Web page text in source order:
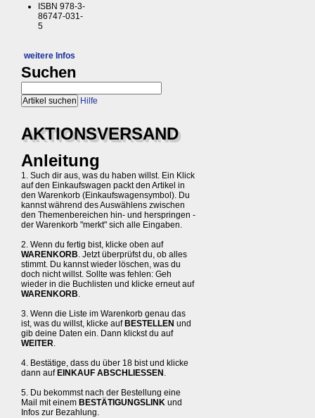
ISBN 978-3-
86747-031-
5
weitere Infos
Suchen
Hilfe
AKTIONSVERSAND
Anleitung
1. Such dir aus, was du haben willst. Ein Klick
auf den Einkaufswagen packt den Artikel in
den Warenkorb (Einkaufswagensymbol). Du
kannst während des Auswählens zwischen
den Themenbereichen hin- und herspringen -
der Warenkorb "merkt" sich alle Eingaben.
2. Wenn du fertig bist, klicke oben auf
WARENKORB. Jetzt überprüfst du, ob alles
stimmt. Du kannst wieder löschen, was du
doch nicht willst. Sollte was fehlen: Geh
wieder in die Buchlisten und klicke erneut auf
WARENKORB.
3. Wenn die Liste im Warenkorb genau das
ist, was du willst, klicke auf BESTELLEN und
gib deine Daten ein. Dann klickst du auf
WEITER.
4. Bestätige, dass du über 18 bist und klicke
dann auf EINKAUF ABSCHLIESSEN .
5. Du bekommst nach der Bestellung eine
Mail mit einem BESTÄTIGUNGSLINK und
Infos zur Bezahlung.